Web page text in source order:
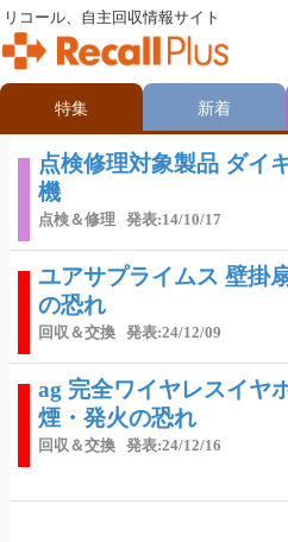
点検修理対象製品 ダイ
機
点検＆修理 発表:14/10/17
ユアサプライムス 壁掛
の恐れ
回収＆交換 発表:24/12/09
ag 完全ワイヤレスイヤ
煙・発火の恐れ
回収＆交換 発表:24/12/16
リコール、自主回収情報サイト
特集 新着